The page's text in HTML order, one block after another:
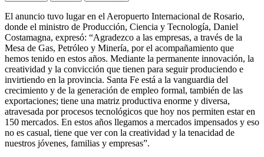
El anuncio tuvo lugar en el Aeropuerto Internacional de Rosario,
donde el ministro de Producción, Ciencia y Tecnología, Daniel
Costamagna, expresó: “Agradezco a las empresas, a través de la
Mesa de Gas, Petróleo y Minería, por el acompañamiento que
hemos tenido en estos años. Mediante la permanente innovación, la
creatividad y la convicción que tienen para seguir produciendo e
invirtiendo en la provincia. Santa Fe está a la vanguardia del
crecimiento y de la generación de empleo formal, también de las
exportaciones; tiene una matriz productiva enorme y diversa,
atravesada por procesos tecnológicos que hoy nos permiten estar en
150 mercados. En estos años llegamos a mercados impensados y eso
no es casual, tiene que ver con la creatividad y la tenacidad de
nuestros jóvenes, familias y empresas”.